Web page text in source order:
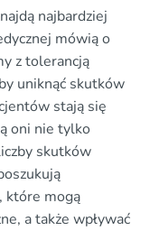
najbardziej
mówią o
z tolerancją
uniknąć skutków
stają się
oni nie tylko
skutków
które mogą
a także wpływać